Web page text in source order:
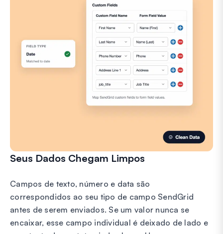
Seus Dados Chegam Limpos
Campos de texto, número e data são
correspondidos ao seu tipo de campo SendGrid
antes de serem enviados. Se um valor nunca se
encaixar, esse campo individual é deixado de lado e